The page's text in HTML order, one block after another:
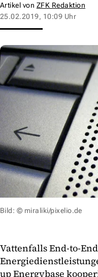
Artikel von ZFK Redaktion
25.02.2019, 10:09 Uhr
Bild: © miraliki/pixelio.de
Vattenfalls End-to-
up Energybase